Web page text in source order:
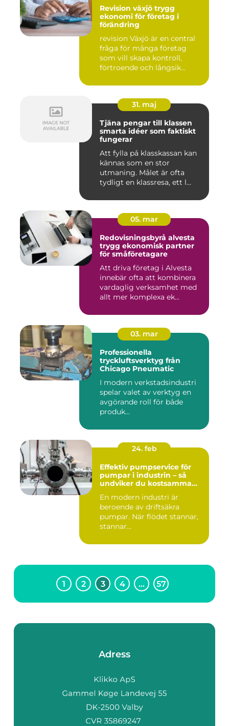
Revision växjö trygg
ekonomi för företag i
förändring
revision Växjö är en central
fråga för många företag
som vill skapa kontroll,
förtroende och långsik...
31. maj
Tjäna pengar till klassen
smarta idéer som faktiskt
fungerar
Att fylla på klasskassan kan
kännas som en stor
utmaning. Målet är ofta
tydligt en klassresa, ett l...
05. mar
Redovisningsbyrå alvesta
trygg ekonomisk partner
för småföretagare
Att driva företag i Alvesta
innebär ofta att kombinera
vardaglig verksamhet med
allt mer komplexa ek...
03. mar
Professionella
tryckluftsverktyg från
Chicago Pneumatic
I modern verkstadsindustri
spelar valet av verktyg en
avgörande roll för både
produk...
24. feb
Effektiv pumpservice för
pumpar i industrin – så
undviker du kostsamma
En modern industri är
beroende av driftsäkra
pumpar. När flödet stannar,
stannar...
1 2 3 4 … 57
Adress